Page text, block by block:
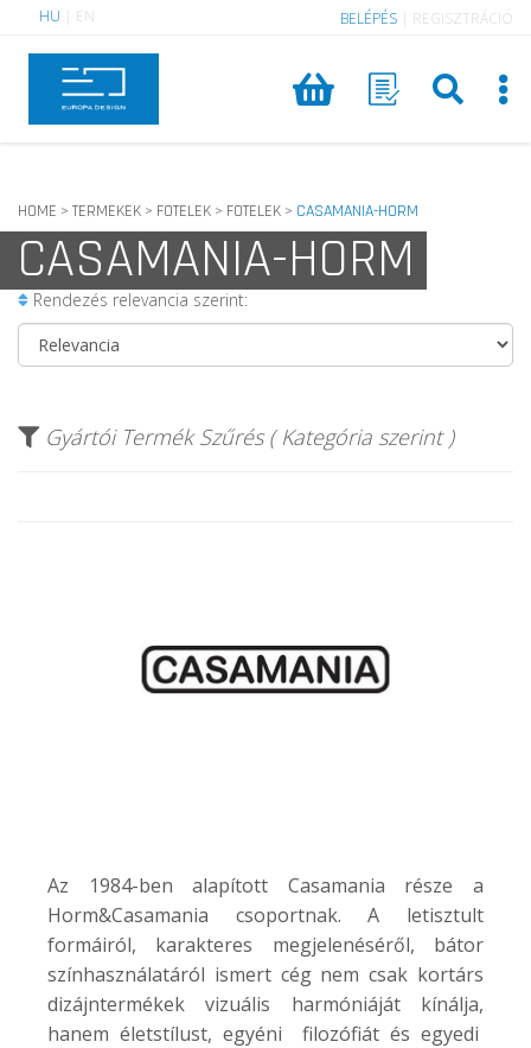
HU EN BELÉPÉS REGISZTRÁCIÓ
HOME > TERMEKEK > FOTELEK > FOTELEK > CASAMANIA-HORM
CASAMANIA-HORM
Rendezés relevancia szerint:
Gyártói Termék Szűrés ( Kategória szerint )
Az 1984-ben alapított Casamania része a
Horm&Casamania csoportnak. A letisztult
formáiról, karakteres megjelenéséről, bátor
színhasználatáról ismert cég nem csak kortárs
dizájntermékek vizuális harmóniáját kínálja,
hanem életstílust, egyéni filozófiát és egyedi